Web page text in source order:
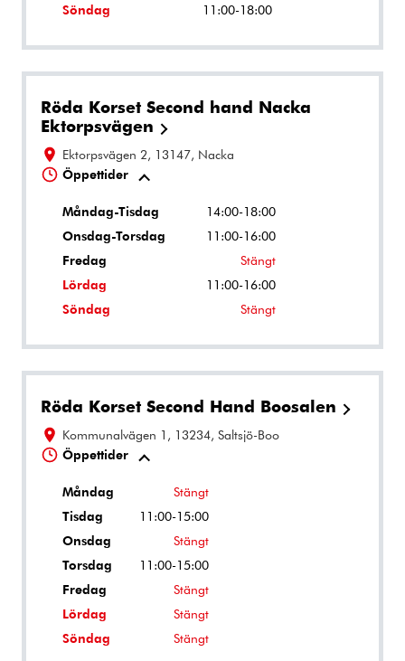
Söndag
11:00-18:00
Röda Korset Second hand Nacka
Ektorpsvägen
Ektorpsvägen 2, 13147, Nacka
Öppettider
Måndag-Tisdag
14:00-18:00
Onsdag-Torsdag
11:00-16:00
Fredag
Stängt
Lördag
11:00-16:00
Söndag
Stängt
Röda Korset Second Hand Boosalen
Kommunalvägen 1, 13234, Saltsjö-Boo
Öppettider
Måndag
Stängt
Tisdag
11:00-15:00
Onsdag
Stängt
Torsdag
11:00-15:00
Fredag
Stängt
Lördag
Stängt
Söndag
Stängt